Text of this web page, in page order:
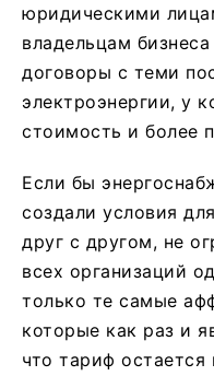
юридическими
владельцам
договоры с теми
электроэнергии, у
стоимость и более
Если бы
создали условия
друг с другом, не
всех организаций
только те самые
которые как раз и
что тариф